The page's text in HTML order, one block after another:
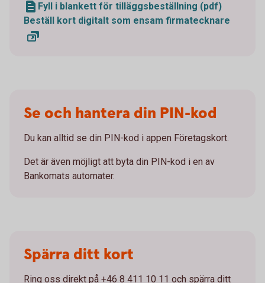
Fyll i blankett för tilläggsbeställning (pdf)
Beställ kort digitalt som ensam firmatecknare
Se och hantera din PIN-kod
Du kan alltid se din PIN-kod i appen Företagskort.
Det är även möjligt att byta din PIN-kod i en av
Bankomats automater.
Spärra ditt kort
Ring oss direkt på +46 8 411 10 11 och spärra ditt